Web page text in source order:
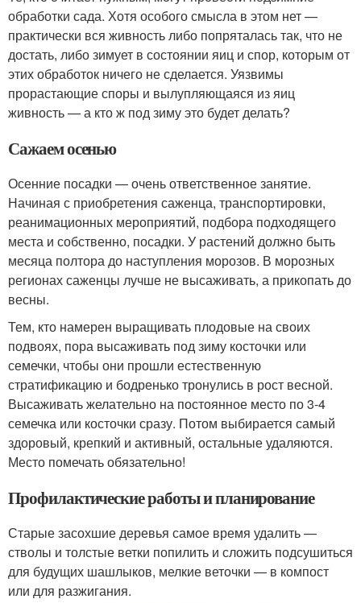
обработки сада. Хотя особого смысла в этом нет —
практически вся живность либо попряталась так, что не
достать, либо зимует в состоянии яиц и спор, которым от
этих обработок ничего не сделается. Уязвимы
прорастающие споры и вылупляющаяся из яиц
живность — а кто ж под зиму это будет делать?
Сажаем осенью
Осенние посадки — очень ответственное занятие.
Начиная с приобретения саженца, транспортировки,
реанимационных мероприятий, подбора подходящего
места и собственно, посадки. У растений должно быть
месяца полтора до наступления морозов. В морозных
регионах саженцы лучше не высаживать, а прикопать до
весны.
Тем, кто намерен выращивать плодовые на своих
подвоях, пора высаживать под зиму косточки или
семечки, чтобы они прошли естественную
стратификацию и бодренько тронулись в рост весной.
Высаживать желательно на постоянное место по 3-4
семечка или косточки сразу. Потом выбирается самый
здоровый, крепкий и активный, остальные удаляются.
Место помечать обязательно!
Профилактические работы и планирование
Старые засохшие деревья самое время удалить —
стволы и толстые ветки попилить и сложить подсушиться
для будущих шашлыков, мелкие веточки — в компост
или для разжигания.